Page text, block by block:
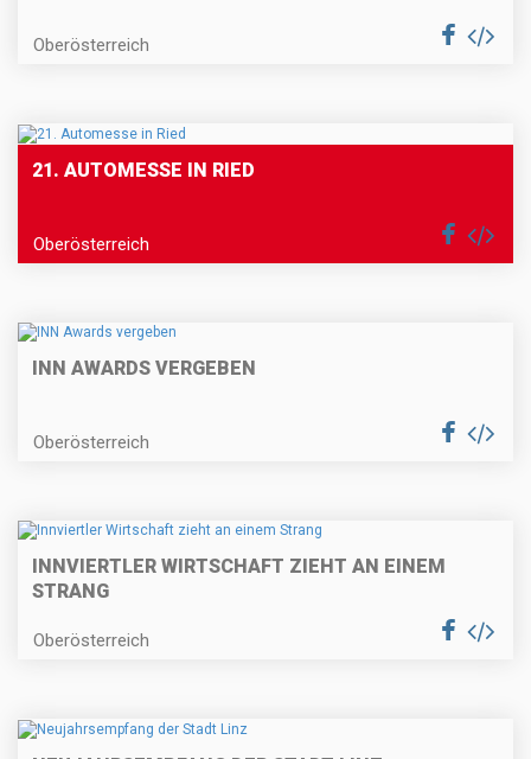
Oberösterreich
21. AUTOMESSE IN RIED
Oberösterreich
INN AWARDS VERGEBEN
Oberösterreich
INNVIERTLER WIRTSCHAFT ZIEHT AN EINEM
STRANG
Oberösterreich